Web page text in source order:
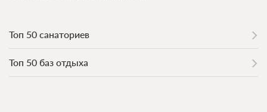
Топ 50 санаториев
Топ 50 баз отдыха